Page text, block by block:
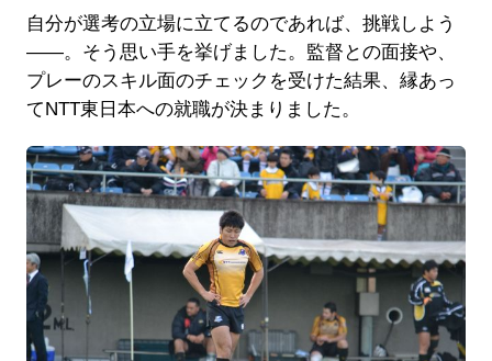
自分が選考の立場に立てるのであれば、挑戦しよう
――。そう思い手を挙げました。監督との面接や、
プレーのスキル面のチェックを受けた結果、縁あっ
てNTT東日本への就職が決まりました。